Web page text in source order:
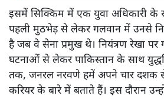
इसमें सिक्किम में एक युवा अधिकारी के
पहली मुठभेड़ से लेकर गलवान में उनसे
है जब वे सेना प्रमुख थे। नियंत्रण रेखा पर
घटनाओं से लेकर पाकिस्तान के साथ
तक, जनरल नरवणे हमें अपने चार दशक
करियर के बारे में बताते हैं। इस दौरान